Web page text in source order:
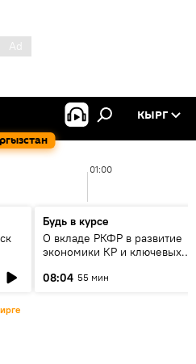
КЫРГ
01:00
Будь в курсе
О вкладе РКФР в развитие
экономики КР и ключевых
08:04 55 мин